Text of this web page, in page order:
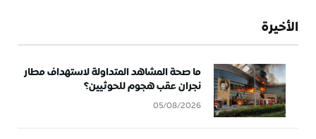
الأخيرة
ما صحة المشاهد المتداولة لاستهداف مطار
نجران عقب هجوم للحوثيين؟
05/08/2026